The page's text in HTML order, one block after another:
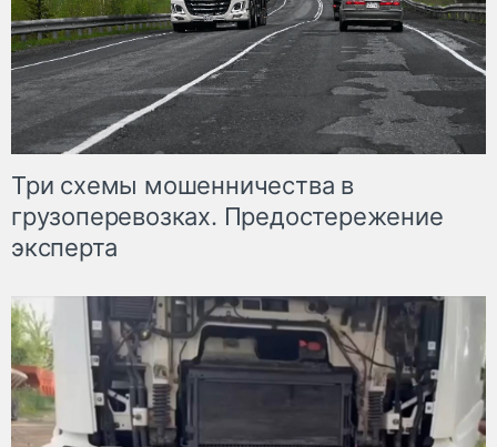
Три схемы мошенничества в
грузоперевозках. Предостережение
эксперта